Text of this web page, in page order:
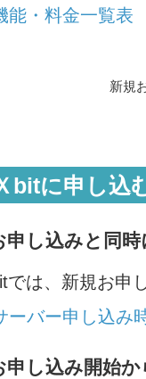
能・料金一覧表
新規
bitに申し込
申し込みと同
では、新規お申
ーバー申し込み
申し込み開始